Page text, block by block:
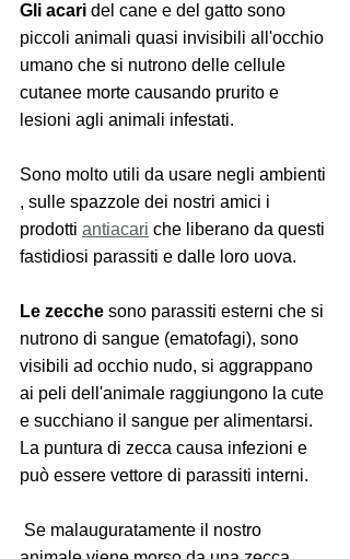
Gli acari del cane e del gatto sono
piccoli animali quasi invisibili all'occhio
umano che si nutrono delle cellule
cutanee morte causando prurito e
lesioni agli animali infestati.
Sono molto utili da usare negli ambienti
, sulle spazzole dei nostri amici i
prodotti antiacari che liberano da questi
fastidiosi parassiti e dalle loro uova.
Le zecche sono parassiti esterni che si
nutrono di sangue (ematofagi), sono
visibili ad occhio nudo, si aggrappano
ai peli dell'animale raggiungono la cute
e succhiano il sangue per alimentarsi.
La puntura di zecca causa infezioni e
può essere vettore di parassiti interni.